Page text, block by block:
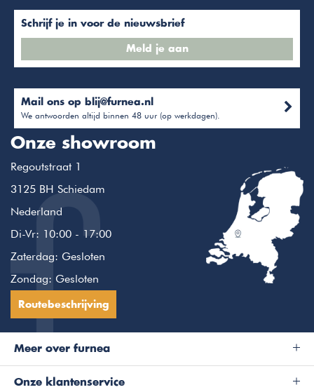
Schrijf je in voor de nieuwsbrief
Meld je aan
Mail ons op blij@furnea.nl
We antwoorden altijd binnen 48 uur (op werkdagen).
Onze showroom
Regoutstraat 1
3125 BH Schiedam
Nederland
Di-Vr: 10:00 - 17:00
Zaterdag: Gesloten
Zondag: Gesloten
Routebeschrijving
Meer over furnea
Onze klantenservice